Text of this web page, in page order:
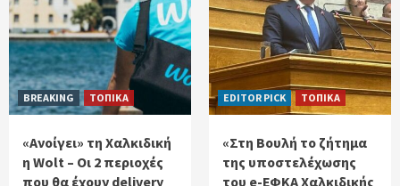
BREAKING ΤΟΠΙΚΑ
«Ανοίγει» τη Χαλκιδική
η Wolt – Οι 2 περιοχές
που θα έχουν delivery
EDITOR PICK ΤΟΠΙΚΑ
«Στη Βουλή το ζήτημα
της υποστελέχωσης
του e-ΕΦΚΑ Χαλκιδικής